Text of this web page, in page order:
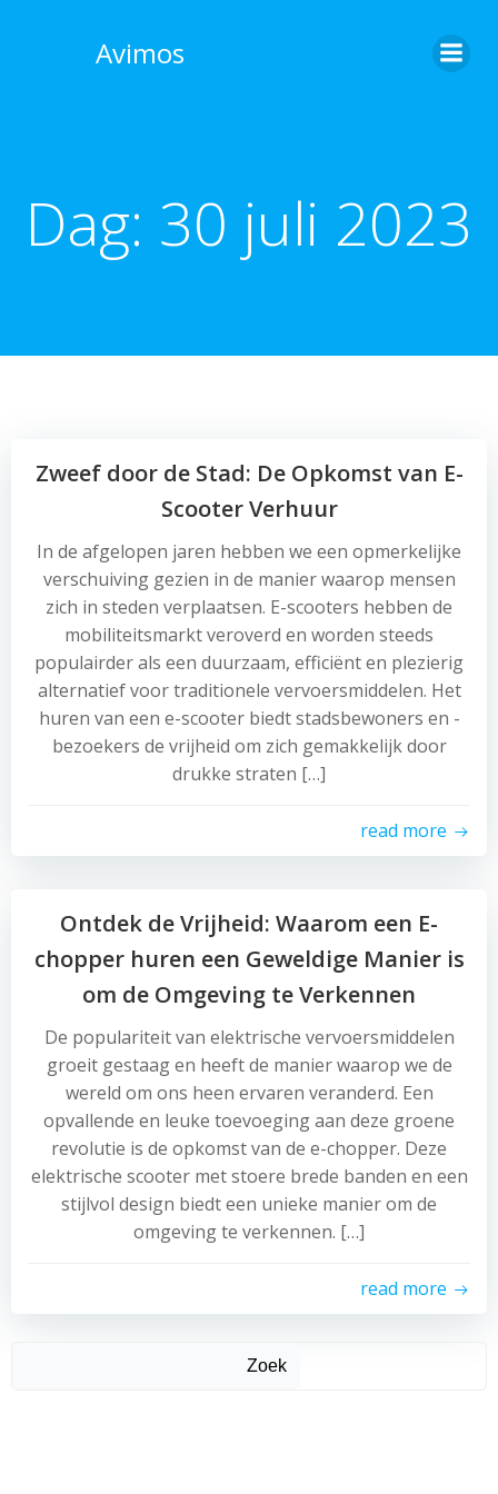
Avimos
Dag: 30 juli 2023
Zweef door de Stad: De Opkomst van E-
Scooter Verhuur
In de afgelopen jaren hebben we een opmerkelijke
verschuiving gezien in de manier waarop mensen
zich in steden verplaatsen. E-scooters hebben de
mobiliteitsmarkt veroverd en worden steeds
populairder als een duurzaam, efficiënt en plezierig
alternatief voor traditionele vervoersmiddelen. Het
huren van een e-scooter biedt stadsbewoners en -
bezoekers de vrijheid om zich gemakkelijk door
drukke straten […]
read more
Ontdek de Vrijheid: Waarom een E-
chopper huren een Geweldige Manier is
om de Omgeving te Verkennen
De populariteit van elektrische vervoersmiddelen
groeit gestaag en heeft de manier waarop we de
wereld om ons heen ervaren veranderd. Een
opvallende en leuke toevoeging aan deze groene
revolutie is de opkomst van de e-chopper. Deze
elektrische scooter met stoere brede banden en een
stijlvol design biedt een unieke manier om de
omgeving te verkennen. […]
read more
Zoek